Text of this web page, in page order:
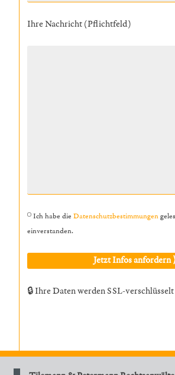
Ihre Nachricht (Pflichtfeld)
Ich habe dieDatenschutzbestimmungen
einverstanden.
🔒 Ihre Daten werden SSL-